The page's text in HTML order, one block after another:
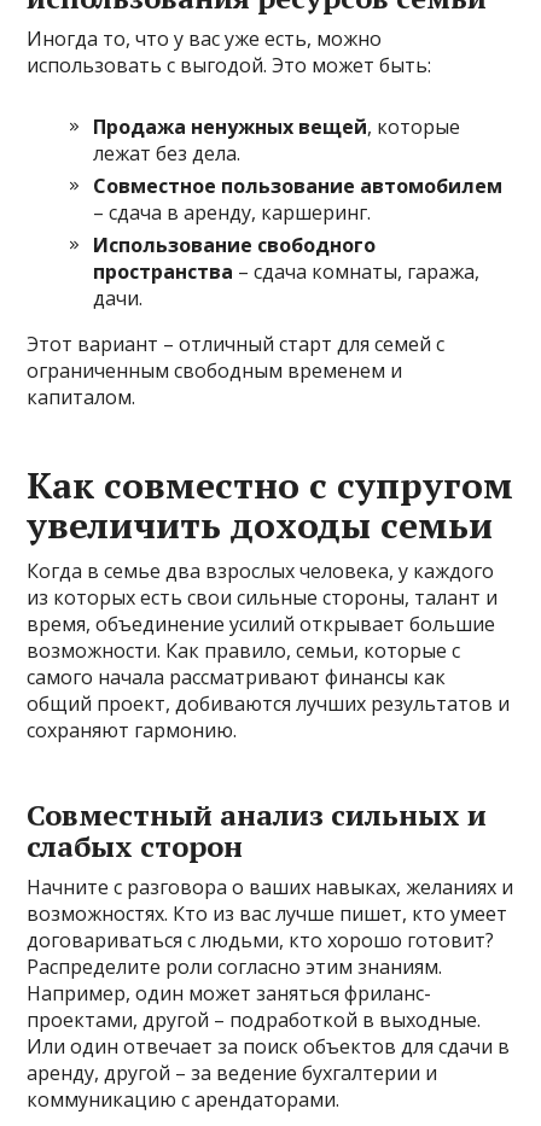
Иногда то, что у вас уже есть, можно
использовать с выгодой. Это может быть:
Продажа ненужных вещей, которые
лежат без дела.
Совместное пользование автомобилем
– сдача в аренду, каршеринг.
Использование свободного
пространства – сдача комнаты, гаража,
дачи.
Этот вариант – отличный старт для семей с
ограниченным свободным временем и
капиталом.
Как совместно с супругом
увеличить доходы семьи
Когда в семье два взрослых человека, у каждого
из которых есть свои сильные стороны, талант и
время, объединение усилий открывает большие
возможности. Как правило, семьи, которые с
самого начала рассматривают финансы как
общий проект, добиваются лучших результатов и
сохраняют гармонию.
Совместный анализ сильных и
слабых сторон
Начните с разговора о ваших навыках, желаниях и
возможностях. Кто из вас лучше пишет, кто умеет
договариваться с людьми, кто хорошо готовит?
Распределите роли согласно этим знаниям.
Например, один может заняться фриланс-
проектами, другой – подработкой в выходные.
Или один отвечает за поиск объектов для сдачи в
аренду, другой – за ведение бухгалтерии и
коммуникацию с арендаторами.